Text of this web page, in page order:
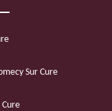
Sur Cure